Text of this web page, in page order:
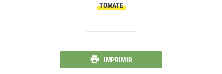
TOMATE
IMPRIMIR